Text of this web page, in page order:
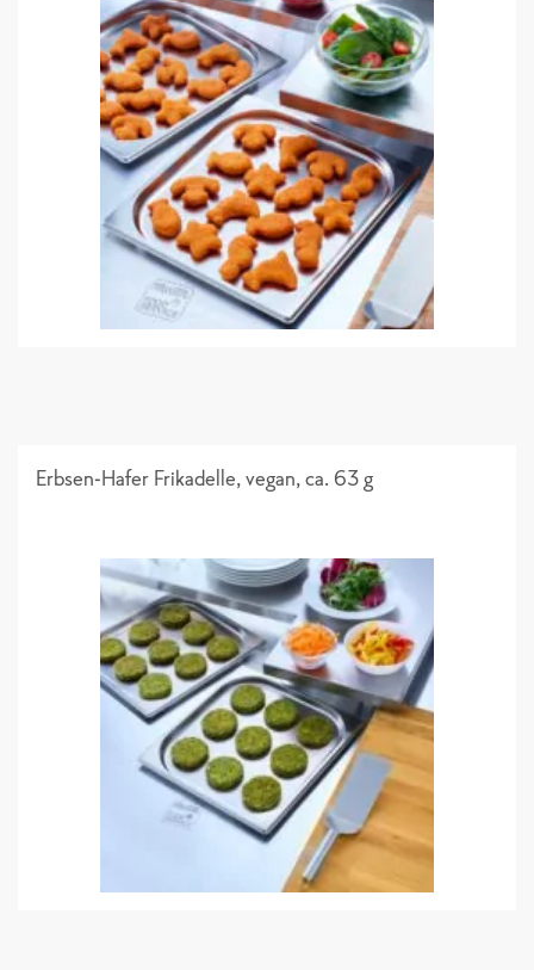
SF Fisch Kleinportionen
Folder "Burger & Brötchen"
Erbsen-Hafer Frikadelle, vegan, ca. 63 g